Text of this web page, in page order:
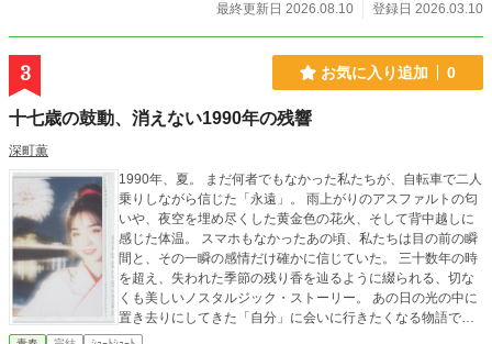
最終更新日 2026.08.10
登録日 2026.03.10
3 お気に入り追加 0
十七歳の鼓動、消えない1990年の残響
深町薫
1990年、夏。 まだ何者でもなかった私たちが、自転車で二人
乗りしながら信じた「永遠」。 雨上がりのアスファルトの匂
いや、夜空を埋め尽くした黄金色の花火、そして背中越しに
感じた体温。 スマホもなかったあの頃、私たちは目の前の瞬
間と、その一瞬の感情だけ確かに信じていた。 三十数年の時
を超え、失われた季節の残り香を辿るように綴られる、切な
くも美しいノスタルジック・ストーリー。 あの日の光の中に
置き去りにしてきた「自分」に会いに行きたくなる物語で
す。